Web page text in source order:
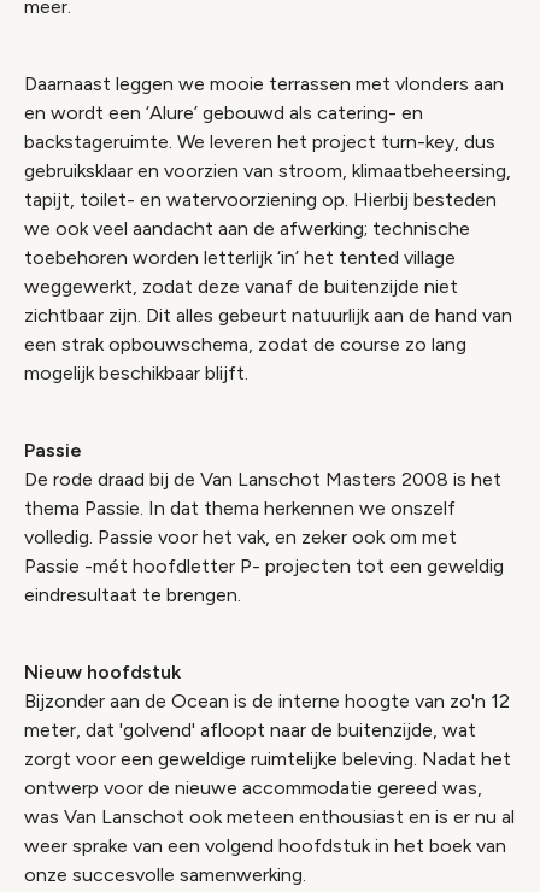
meer.
Daarnaast leggen we mooie terrassen met vlonders aan
en wordt een ‘Alure’ gebouwd als catering- en
backstageruimte. We leveren het project turn-key, dus
gebruiksklaar en voorzien van stroom, klimaatbeheersing,
tapijt, toilet- en watervoorziening op. Hierbij besteden
we ook veel aandacht aan de afwerking; technische
toebehoren worden letterlijk ‘in’ het tented village
weggewerkt, zodat deze vanaf de buitenzijde niet
zichtbaar zijn. Dit alles gebeurt natuurlijk aan de hand van
een strak opbouwschema, zodat de course zo lang
mogelijk beschikbaar blijft.
Passie
De rode draad bij de Van Lanschot Masters 2008 is het
thema Passie. In dat thema herkennen we onszelf
volledig. Passie voor het vak, en zeker ook om met
Passie -mét hoofdletter P- projecten tot een geweldig
eindresultaat te brengen.
Nieuw hoofdstuk
Bijzonder aan de Ocean is de interne hoogte van zo'n 12
meter, dat 'golvend' afloopt naar de buitenzijde, wat
zorgt voor een geweldige ruimtelijke beleving. Nadat het
ontwerp voor de nieuwe accommodatie gereed was,
was Van Lanschot ook meteen enthousiast en is er nu al
weer sprake van een volgend hoofdstuk in het boek van
onze succesvolle samenwerking.